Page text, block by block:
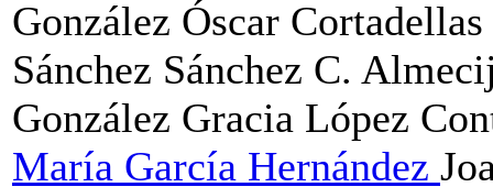
González Óscar
Sánchez Sánchez C.
González Gracia López
María García Hernández